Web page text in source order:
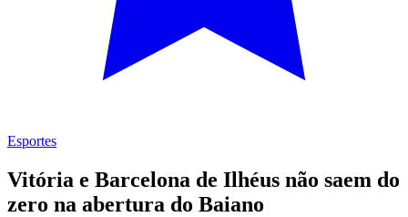
Esportes
Vitória e Barcelona de Ilhéus não saem do
zero na abertura do Baiano